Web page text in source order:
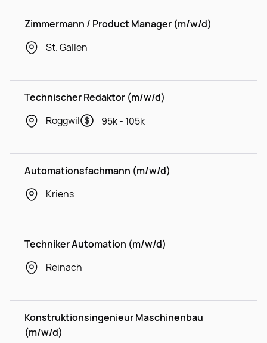
Zimmermann / Product Manager (m/w/d)
St. Gallen
Technischer Redaktor (m/w/d)
Roggwil
95k - 105k
Automationsfachmann (m/w/d)
Kriens
Techniker Automation (m/w/d)
Reinach
Konstruktionsingenieur Maschinenbau
(m/w/d)